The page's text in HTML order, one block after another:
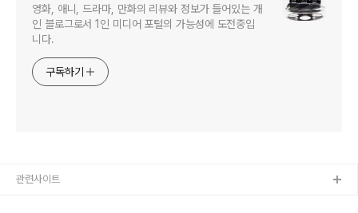
영화, 애니, 드라마, 만화의 리뷰와 정보가 들어있는 개
인 블로그로서 1인 미디어 포털의 가능성에 도전중입
니다.
구독하기
관련사이트